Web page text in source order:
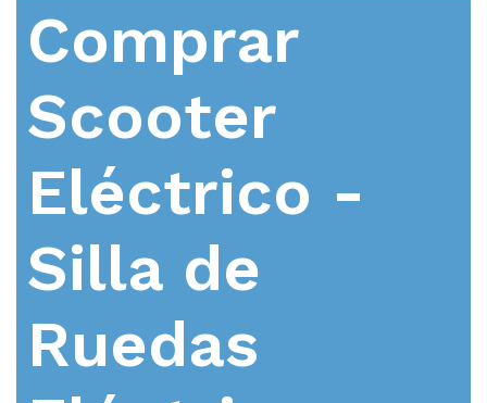
Comprar
Scooter
Eléctrico -
Silla de
Ruedas